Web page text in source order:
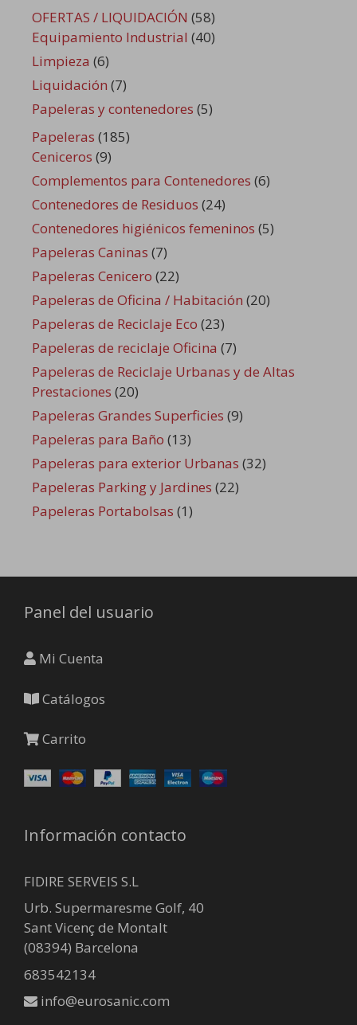
OFERTAS / LIQUIDACIÓN (58)
Equipamiento Industrial (40)
Limpieza (6)
Liquidación (7)
Papeleras y contenedores (5)
Papeleras (185)
Ceniceros (9)
Complementos para Contenedores (6)
Contenedores de Residuos (24)
Contenedores higiénicos femeninos (5)
Papeleras Caninas (7)
Papeleras Cenicero (22)
Papeleras de Oficina / Habitación (20)
Papeleras de Reciclaje Eco (23)
Papeleras de reciclaje Oficina (7)
Papeleras de Reciclaje Urbanas y de Altas
Prestaciones (20)
Papeleras Grandes Superficies (9)
Papeleras para Baño (13)
Papeleras para exterior Urbanas (32)
Papeleras Parking y Jardines (22)
Papeleras Portabolsas (1)
Panel del usuario
Mi Cuenta
Catálogos
Carrito
Información contacto
FIDIRE SERVEIS S.L
Urb. Supermaresme Golf, 40
Sant Vicenç de Montalt
(08394) Barcelona
683542134
info@eurosanic.com